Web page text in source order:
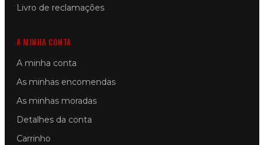
Livro de reclamações
A MINHA CONTA
A minha conta
As minhas encomendas
As minhas moradas
Detalhes da conta
Carrinho